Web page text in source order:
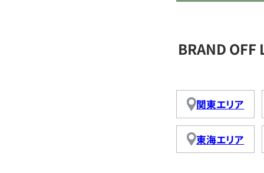
BRAND
関東エリア
東海エリア